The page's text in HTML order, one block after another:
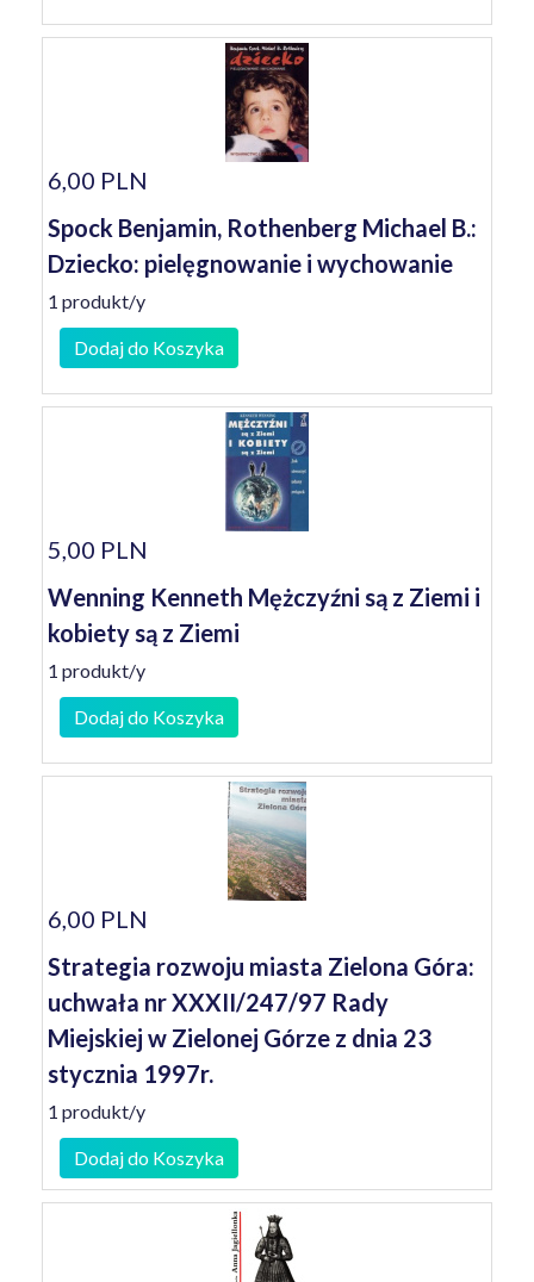
6,00 PLN
Spock Benjamin, Rothenberg Michael B.:
Dziecko: pielęgnowanie i wychowanie
1 produkt/y
Dodaj do Koszyka
5,00 PLN
Wenning Kenneth Mężczyźni są z Ziemi i
kobiety są z Ziemi
1 produkt/y
Dodaj do Koszyka
6,00 PLN
Strategia rozwoju miasta Zielona Góra:
uchwała nr XXXII/247/97 Rady
Miejskiej w Zielonej Górze z dnia 23
stycznia 1997r.
1 produkt/y
Dodaj do Koszyka